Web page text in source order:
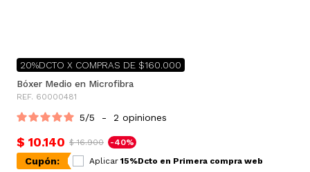
20%DCTO X COMPRAS DE $160.000
Bóxer Medio en Microfibra
REF. 60000481
5/5 - 2 opiniones
$ 10.140 $ 16.900 -40%
Cupón: Aplicar 15%Dcto en Primera compra web